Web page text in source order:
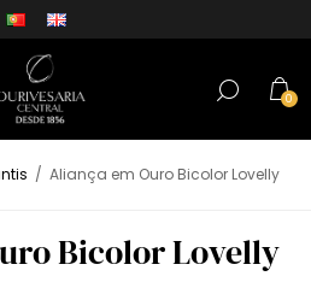
0
/ Aliança em Ouro Bicolor Lovelly
Bicolor Lovelly